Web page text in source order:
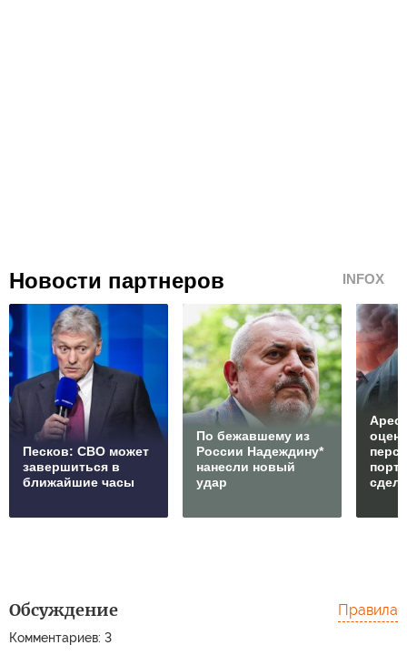
Новости партнеров INFOX
Песков: СВО может
завершиться в
ближайшие часы
По бежавшему из
России Надеждину*
нанесли новый
удар
Обсуждение
Комментариев: 3
Правила